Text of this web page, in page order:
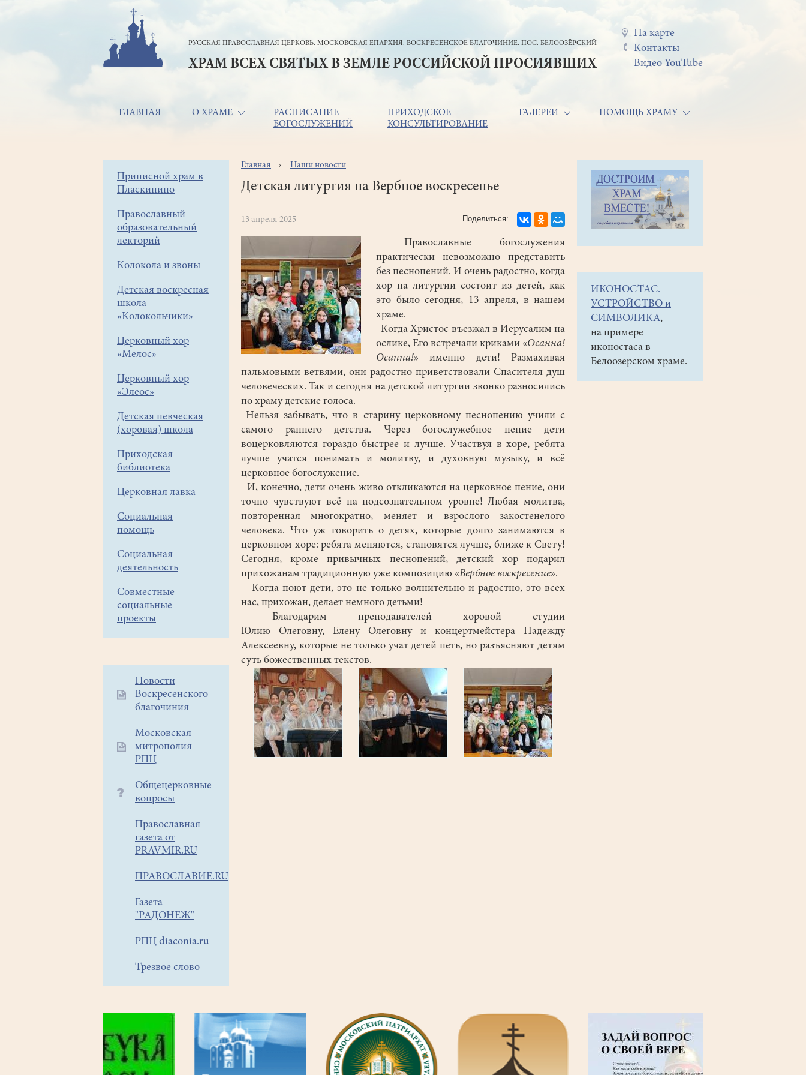
РУССКАЯ ПРАВОСЛАВНАЯ ЦЕРКОВЬ. МОСКОВСКАЯ ЕПАРХИЯ. ВОСКРЕСЕНСКОЕ БЛАГОЧИНИЕ. ПОС. БЕЛООЗЁРСКИЙ
ХРАМ ВСЕХ СВЯТЫХ В ЗЕМЛЕ РОССИЙСКОЙ ПРОСИЯВШИХ
Меню
в
На карте
Контакты
Видео YouTube
Основная
ГЛАВНАЯ О ХРАМЕ
РАСПИСАНИЕ
БОГОСЛУЖЕНИЙ
ПРИХОДСКОЕ
КОНСУЛЬТИРОВАНИЕ
ГАЛЕРЕИ ПОМОЩЬ ХРАМУ
Боковое
меню
Приписной храм в
Пласкинино
Православный
образовательный
лекторий
Колокола и звоны
Детская воскресная
школа
«Колокольчики»
Церковный хор
«Мелос»
Церковный хор
«Элеос»
Детская певческая
(хоровая) школа
Приходская
библиотека
Церковная лавка
Социальная
помощь
Социальная
деятельность
Совместные
социальные
проекты
Дополнительное
меню
Новости
Воскресенского
благочиния
Московская
митрополия
РПЦ
Общецерковные
вопросы
Православная
газета от
PRAVMIR.RU
ПРАВОСЛАВИЕ.RU
Газета
"РАДОНЕЖ"
РПЦ diaconia.ru
Трезвое слово
Строка
навигации
Главная Наши новости
Детская литургия на Вербное воскресенье
13 апреля 2025
Православные богослужения
практически невозможно представить
без песнопений. И очень радостно, когда
хор на литургии состоит из детей, как
это было сегодня, 13 апреля, в нашем
храме.
Когда Христос въезжал в Иерусалим на
ослике, Его встречали криками «Осанна!
Осанна!» именно дети! Размахивая
пальмовыми ветвями, они радостно приветствовали Спасителя душ
человеческих. Так и сегодня на детской литургии звонко разносились
по храму детские голоса.
Нельзя забывать, что в старину церковному песнопению учили с
самого раннего детства. Через богослужебное пение дети
воцерковляются гораздо быстрее и лучше. Участвуя в хоре, ребята
лучше учатся понимать и молитву, и духовную музыку, и всё
церковное богослужение.
И, конечно, дети очень живо откликаются на церковное пение, они
точно чувствуют всё на подсознательном уровне! Любая молитва,
повторенная многократно, меняет и взрослого закостенелого
человека. Что уж говорить о детях, которые долго занимаются в
церковном хоре: ребята меняются, становятся лучше, ближе к Свету!
Сегодня, кроме привычных песнопений, детский хор подарил
прихожанам традиционную уже композицию «Вербное воскресение».
Когда поют дети, это не только волнительно и радостно, это всех
нас, прихожан, делает немного детьми!
Благодарим преподавателей хоровой студии
Юлию Олеговну, Елену Олеговну и концертмейстера Надежду
Алексеевну, которые не только учат детей петь, но разъясняют детям
суть божественных текстов.
ИКОНОСТАС.
УСТРОЙСТВО и
СИМВОЛИКА,
на примере
иконостаса в
Белоозерском храме.